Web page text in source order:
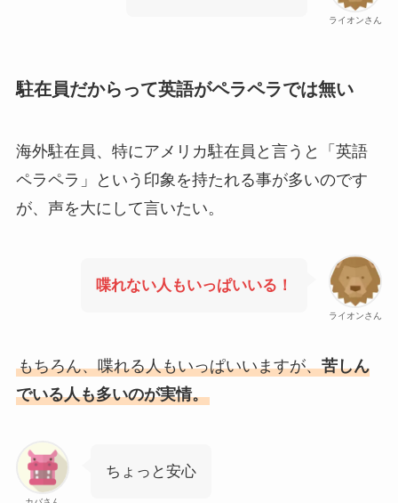
ライオンさん
駐在員だからって英語がペラペラでは無い
海外駐在員、特にアメリカ駐在員と言うと「英語
ペラペラ」という印象を持たれる事が多いのです
が、声を大にして言いたい。
ライオンさん
喋れない人もいっぱいいる！
もちろん、喋れる人もいっぱいいますが、苦しん
でいる人も多いのが実情。
ちょっと安心